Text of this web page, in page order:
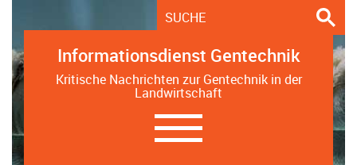
Informationsdienst Gentechnik
Kritische Nachrichten zur Gentechnik in der
Landwirtschaft
Navigation
ein-/ausblenden